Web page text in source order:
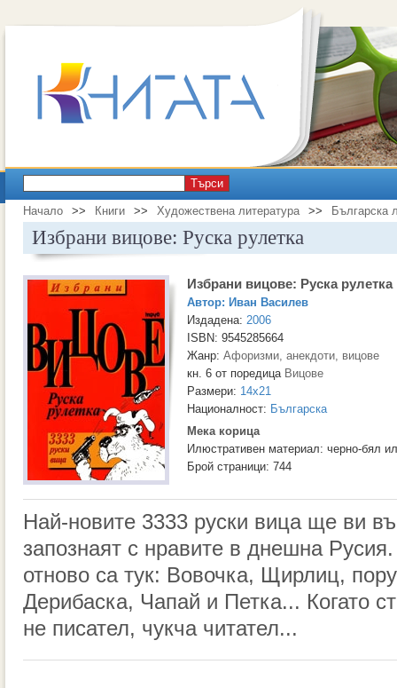
Търси
Начало >> Книги >> Художествена литература >> Българска
Избрани вицове: Руска рулетка
Избрани вицове: Руска рулетка
Автор: Иван Василев
Издадена: 2006
ISBN: 9545285664
Жанр: Афоризми, анекдоти, вицове
кн. 6 от поредица Вицове
Размери: 14x21
Националност: Българска
Мека корица
Илюстративен материал: черно-бял
Брой страници: 744
Най-новите 3333 руски вица ще ви
запознаят с нравите в днешна
отново са тук: Вовочка, Щирлиц,
Дерибаска, Чапай и Петка... Когато
не писател, чукча читател...